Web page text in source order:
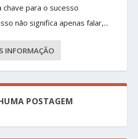
chave para o sucesso
não significa apenas falar,...
INFORMAÇÃO
POSTAGEM